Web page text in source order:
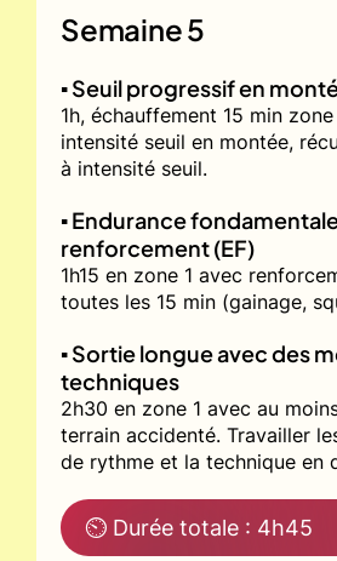
Semaine 5
▪️ Seuil progressif en
1h, échauffement 15 min
intensité seuil en montée,
à intensité seuil.
▪️ Endurance
renforcement (EF)
1h15 en zone 1 avec
toutes les 15 min (gainage,
▪️ Sortie longue avec des
techniques
2h30 en zone 1 avec au
terrain accidenté. Travailler
de rythme et la technique en
⏲ Durée totale : 4h45